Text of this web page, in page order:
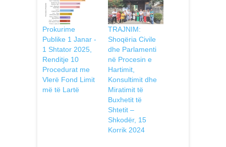
Prokurime
Publike 1 Janar -
1 Shtator 2025,
Renditje 10
Procedurat me
Vlerë Fond Limit
më të Lartë
TRAJNIM:
Shoqëria Civile
dhe Parlamenti
në Procesin e
Hartimit,
Konsultimit dhe
Miratimit të
Buxhetit të
Shtetit –
Shkodër, 15
Korrik 2024